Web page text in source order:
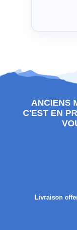
ANCIENS
C'EST EN
Livraison